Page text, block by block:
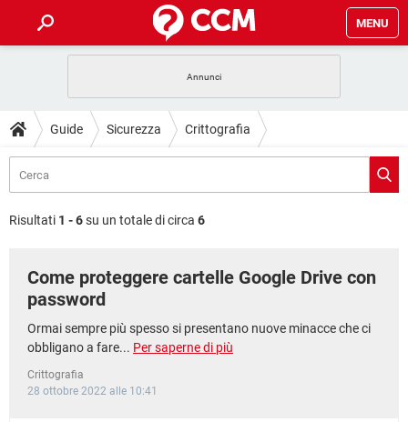
MENU
INTRATTENIMENTO ANDROID
INSTAGRAM WHATSAPP
TIKTOK
GUIDE
COVID-19 GAMING
INTRATTENIMENTO
iOS
TIKTOK FACEBOOK
HARDWARE
DOWNLOAD
COVID-19 GAMING
INTRATTENIMENTO
WHATSAPP
HARDWARE
INTRATTENIMENTO ANDROID
iOS
INSTAGRAM WHATSAPP
HARDWARE
INTRATTENIMENTO
iOS WINDOWS 10
INSTAGRAM
Guide Sicurezza Crittografia
Risultati 1 - 6su un totale di circa 6
Come proteggere cartelle Google Drive con
password
Ormai sempre più spesso si presentano nuove minacce che ci
obbligano a fare... Per saperne di più
Crittografia
28 ottobre 2022 alle 10:41